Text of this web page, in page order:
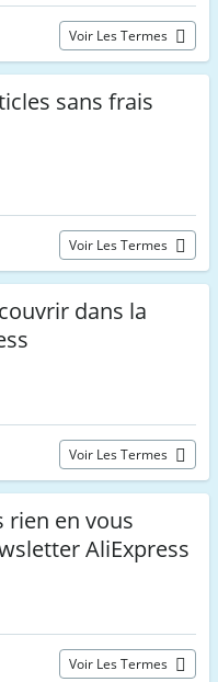
Voir Les Termes
sans frais
Voir Les Termes
dans la
Voir Les Termes
rien en vous
AliExpress
Voir Les Termes